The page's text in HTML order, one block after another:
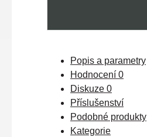
Popis a parametry
Hodnocení 0
Diskuze 0
Příslušenství
Podobné produkty
Kategorie